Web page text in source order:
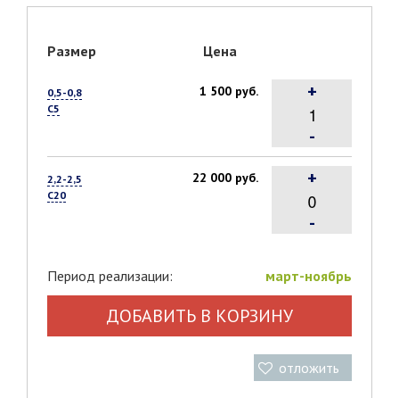
Размер Цена
0,5-0,8
С5
1 500 руб.
-
+
2,2-2,5
С20
22 000 руб.
-
+
Период реализации: март-ноябрь
ДОБАВИТЬ В КОРЗИНУ
отложить